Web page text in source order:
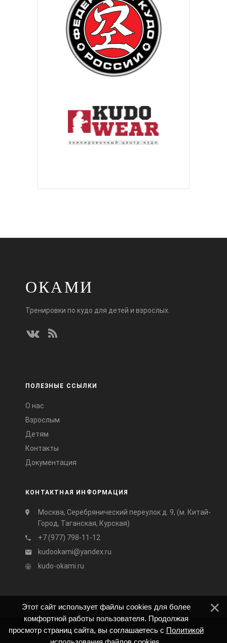
ОКАМИ
Тренировки по кудо для детей и взрослых.
ПОЛЕЗНЫЕ ССЫЛКИ
О нас
Взрослым
Детям
Контакты
Документация
КОНТАКТНАЯ ИНФОРМАЦИЯ
Москва, Серебрянический переулок д. 9, (м. Китай-
Город, Таганская, Курская)
+7 (977) 798-11-12
kudookami@yandex.ru
kudo-okami.ru
ОКАМИ © Copyright 2019 - 2026uCoz
Этот сайт использует файлы cookies для более
комфортной работы пользователя. Продолжая
просмотр страниц сайта, вы соглашаетесь сПолитикой